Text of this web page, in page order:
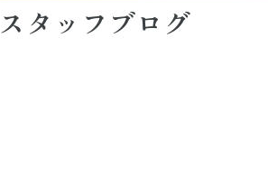
スタッフブログ